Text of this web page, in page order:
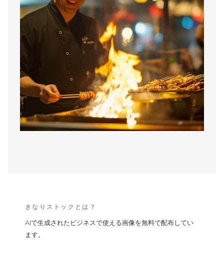
きなりストックとは？
AIで生成されたビジネスで使える画像を無料で配布してい
ます。